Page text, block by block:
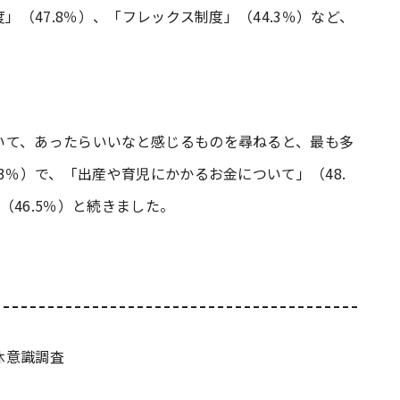
（47.8％）、「フレックス制度」（44.3％）など、
、あったらいいなと感じるものを尋ねると、最も多
）で、「出産や育児にかかるお金について」（48.
46.5％）と続きました。
意識調査